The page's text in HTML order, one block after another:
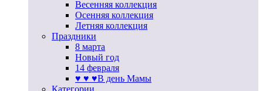
Весенняя коллекция
Осенняя коллекция
Летняя коллекция
Праздники
8 марта
Новый год
14 февраля
♥ ♥ ♥В день Мамы
Категории